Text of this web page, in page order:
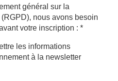
général sur la
nous avons besoin
votre inscription : *
les informations
à la newsletter